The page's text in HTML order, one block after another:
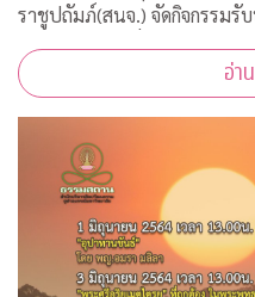
ราชูปถัมภ์(สนจ.) จัดกิจกรรมรับ
กับภาพสวย” เพื่อสนับสนุนบุ
เดือดร้อนจากโควิด-19
อ่า